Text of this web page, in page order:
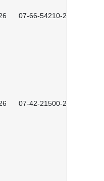
07-66-54210-2601
07-42-21500-2602